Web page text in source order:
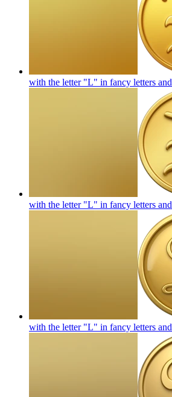
with the letter "L" in fancy letters and
with the letter "L" in fancy letters and
with the letter "L" in fancy letters and